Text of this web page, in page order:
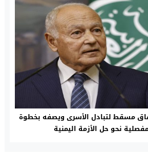
مسقط لتبادل الأسرى ويصفه بخطوة
نحو حل الأزمة اليمنية